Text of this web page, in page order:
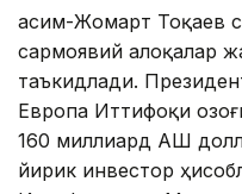
Қасим-Жомарт Тоқаев
сармоявий алоқалар
таъкидлади.
Европа Иттифоқи
160 миллиард AҚШ
йирик инвестор